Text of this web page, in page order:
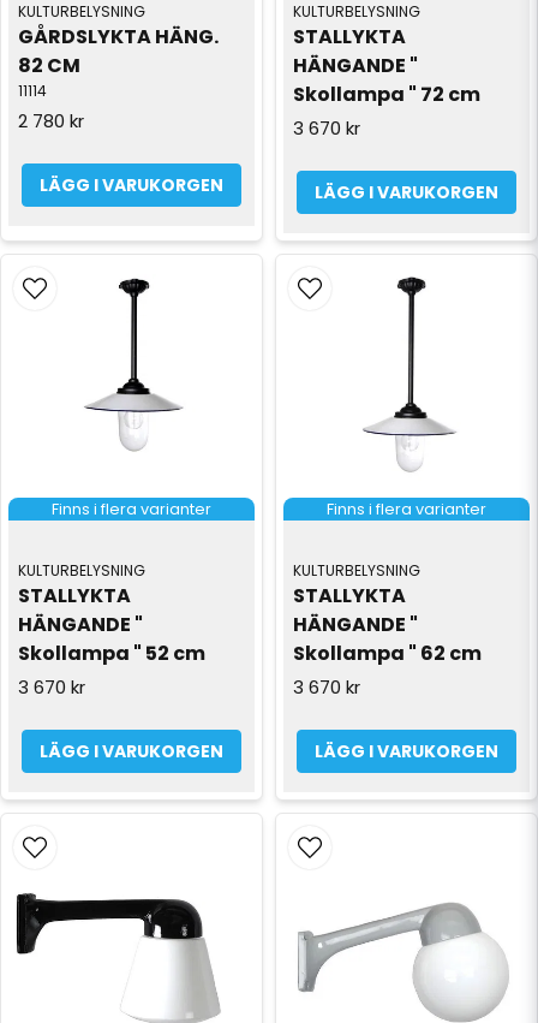
KULTURBELYSNING
GÅRDSLYKTA HÄNG.
82 CM
11114
2 780 kr
LÄGG I VARUKORGEN
KULTURBELYSNING
STALLYKTA
HÄNGANDE "
Skollampa " 72 cm
3 670 kr
LÄGG I VARUKORGEN
Finns i flera varianter
KULTURBELYSNING
STALLYKTA
HÄNGANDE "
Skollampa " 52 cm
3 670 kr
LÄGG I VARUKORGEN
Finns i flera varianter
KULTURBELYSNING
STALLYKTA
HÄNGANDE "
Skollampa " 62 cm
3 670 kr
LÄGG I VARUKORGEN